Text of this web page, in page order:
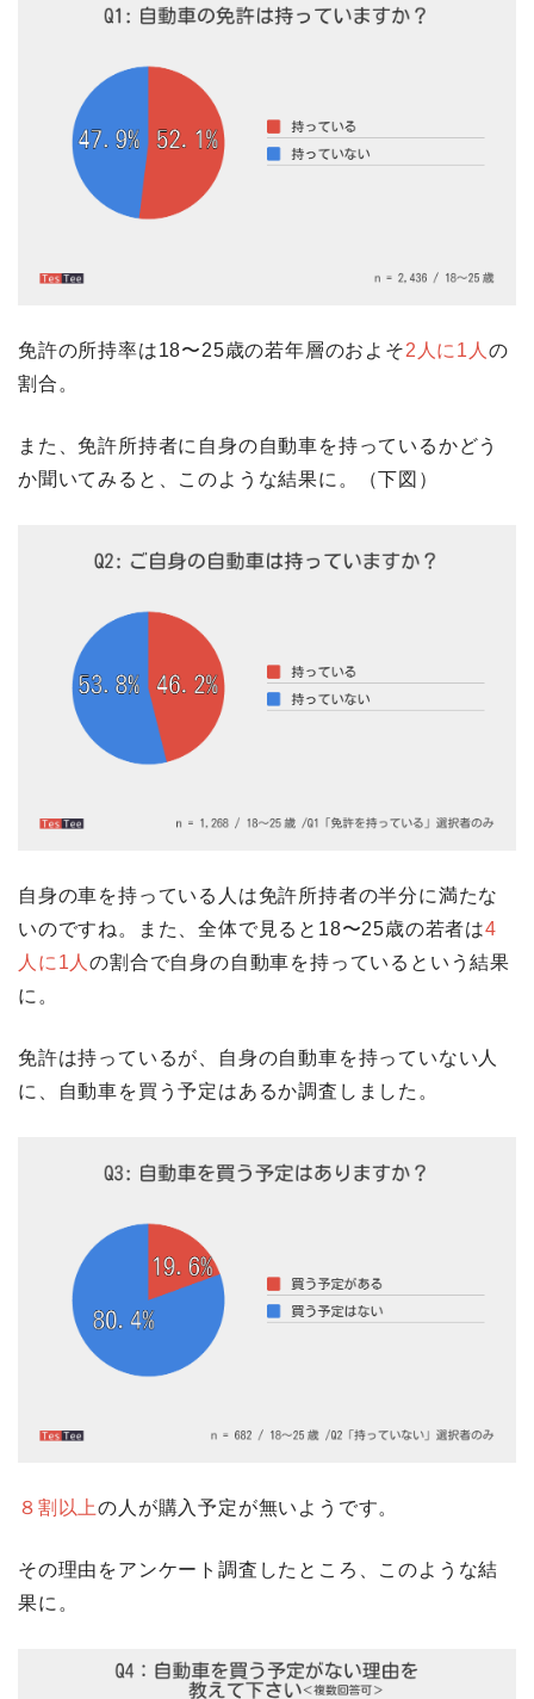
免許の所持率は18〜25歳の若年層のおよそ2人に1人 の
割合。
また、免許所持者に自身の自動車を持っているかどう
か聞いてみると、このような結果に。（下図）
自身の車を持っている人は免許所持者の半分に満たな
いのですね。また、全体で見ると18〜25歳の若者は4
人に1人の割合で自身の自動車を持っているという結果
に。
免許は持っているが、自身の自動車を持っていない人
に、自動車を買う予定はあるか調査しました。
８割以上の人が購入予定が無いようです。
その理由をアンケート調査したところ、このような結
果に。